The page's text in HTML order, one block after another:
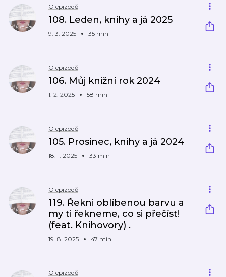
O epizodě
108. Leden, knihy a já 2025
9. 3. 2025 35 min
O epizodě
106. Můj knižní rok 2024
1. 2. 2025 58 min
O epizodě
105. Prosinec, knihy a já 2024
18. 1. 2025 33 min
O epizodě
119. Řekni oblíbenou barvu a
my ti řekneme, co si přečíst!
(feat. Knihovory) .
19. 8. 2025 47 min
O epizodě